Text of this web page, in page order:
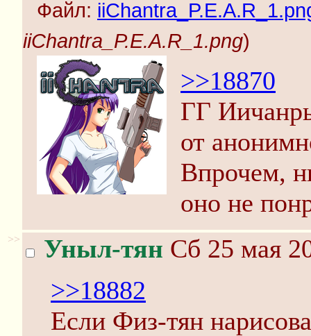
Файл:
iiChantra_P.E.A.R_1.png)
>>18870
ГГ
от
Впрочем,
оно не
>> Уныл-тян Сб 25 мая
>>18882
Если Физ-тян